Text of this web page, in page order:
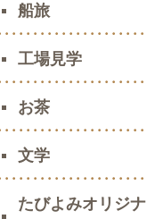
船旅
工場見学
お茶
文学
たびよみオリジナ